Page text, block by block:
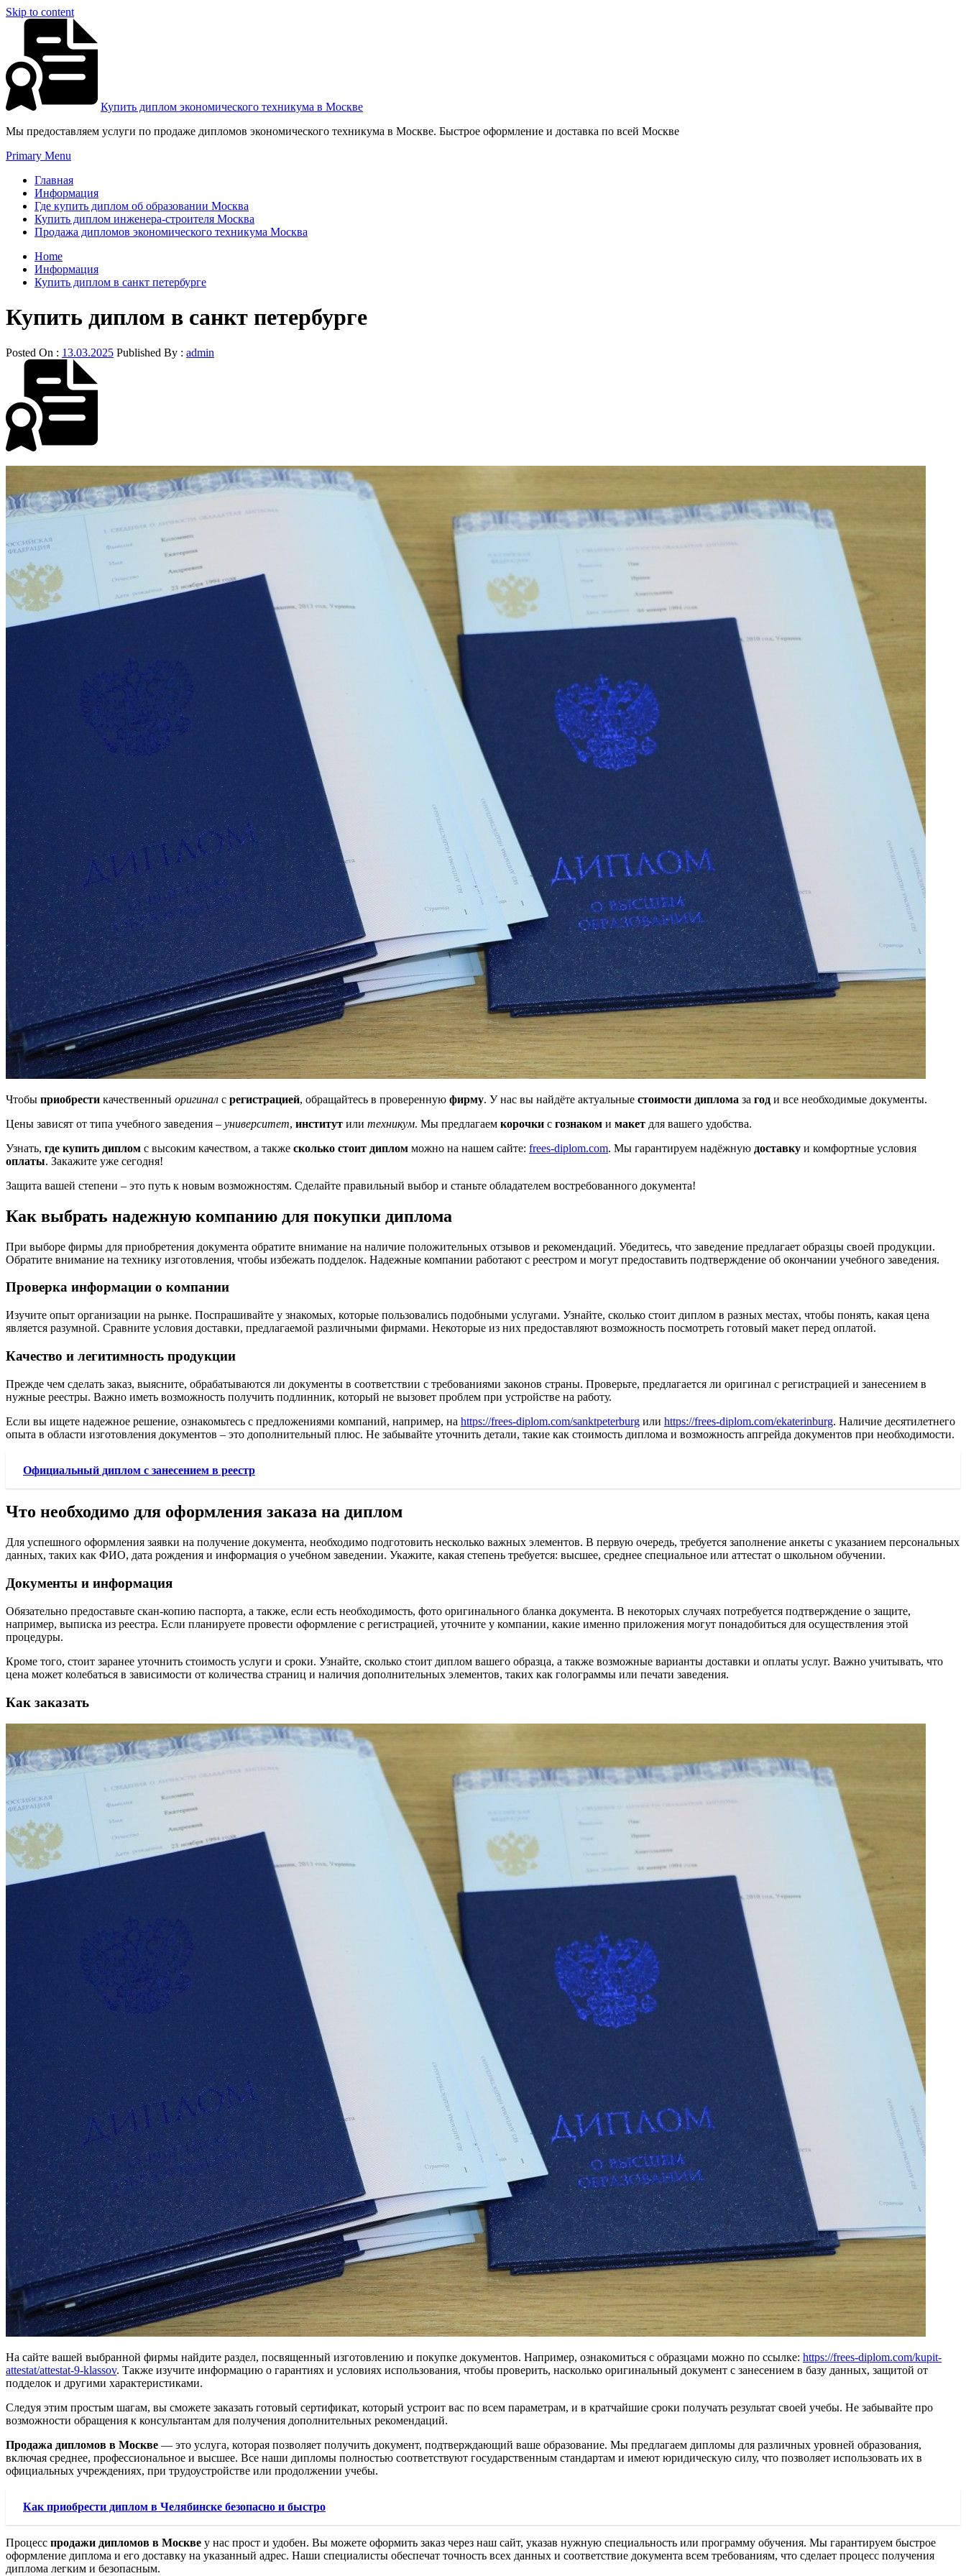
Skip to content
Купить диплом экономического техникума в Москве
Мы предоставляем услуги по продаже дипломов экономического техникума в Москве. Быстрое оформление и доставка по всей Москве
Primary Menu
Главная
Информация
Где купить диплом об образовании Москва
Купить диплом инженера-строителя Москва
Продажа дипломов экономического техникума Москва
Home
Информация
Купить диплом в санкт петербурге
Купить диплом в санкт петербурге
Posted On : 13.03.2025 Published By : admin
Чтобы приобрести качественный оригинал с регистрацией, обращайтесь в проверенную фирму. У нас вы найдёте актуальные стоимости диплома за год и все необходимые документы.
Цены зависят от типа учебного заведения – университет, институт или техникум. Мы предлагаем корочки с гознаком и макет для вашего удобства.
Узнать, где купить диплом с высоким качеством, а также сколько стоит диплом можно на нашем сайте: frees-diplom.com. Мы гарантируем надёжную доставку и комфортные условия
оплаты. Закажите уже сегодня!
Защита вашей степени – это путь к новым возможностям. Сделайте правильный выбор и станьте обладателем востребованного документа!
Как выбрать надежную компанию для покупки диплома
При выборе фирмы для приобретения документа обратите внимание на наличие положительных отзывов и рекомендаций. Убедитесь, что заведение предлагает образцы своей продукции.
Обратите внимание на технику изготовления, чтобы избежать подделок. Надежные компании работают с реестром и могут предоставить подтверждение об окончании учебного заведения.
Проверка информации о компании
Изучите опыт организации на рынке. Поспрашивайте у знакомых, которые пользовались подобными услугами. Узнайте, сколько стоит диплом в разных местах, чтобы понять, какая цена
является разумной. Сравните условия доставки, предлагаемой различными фирмами. Некоторые из них предоставляют возможность посмотреть готовый макет перед оплатой.
Качество и легитимность продукции
Прежде чем сделать заказ, выясните, обрабатываются ли документы в соответствии с требованиями законов страны. Проверьте, предлагается ли оригинал с регистрацией и занесением в
нужные реестры. Важно иметь возможность получить подлинник, который не вызовет проблем при устройстве на работу.
Если вы ищете надежное решение, ознакомьтесь с предложениями компаний, например, на https://frees-diplom.com/sanktpeterburg или https://frees-diplom.com/ekaterinburg. Наличие десятилетнего
опыта в области изготовления документов – это дополнительный плюс. Не забывайте уточнить детали, такие как стоимость диплома и возможность апгрейда документов при необходимости.
Официальный диплом с занесением в реестр
Что необходимо для оформления заказа на диплом
Для успешного оформления заявки на получение документа, необходимо подготовить несколько важных элементов. В первую очередь, требуется заполнение анкеты с указанием персональных
данных, таких как ФИО, дата рождения и информация о учебном заведении. Укажите, какая степень требуется: высшее, среднее специальное или аттестат о школьном обучении.
Документы и информация
Обязательно предоставьте скан-копию паспорта, а также, если есть необходимость, фото оригинального бланка документа. В некоторых случаях потребуется подтверждение о защите,
например, выписка из реестра. Если планируете провести оформление с регистрацией, уточните у компании, какие именно приложения могут понадобиться для осуществления этой
процедуры.
Кроме того, стоит заранее уточнить стоимость услуги и сроки. Узнайте, сколько стоит диплом вашего образца, а также возможные варианты доставки и оплаты услуг. Важно учитывать, что
цена может колебаться в зависимости от количества страниц и наличия дополнительных элементов, таких как голограммы или печати заведения.
Как заказать
На сайте вашей выбранной фирмы найдите раздел, посвященный изготовлению и покупке документов. Например, ознакомиться с образцами можно по ссылке: https://frees-diplom.com/kupit-
attestat/attestat-9-klassov. Также изучите информацию о гарантиях и условиях использования, чтобы проверить, насколько оригинальный документ с занесением в базу данных, защитой от
подделок и другими характеристиками.
Следуя этим простым шагам, вы сможете заказать готовый сертификат, который устроит вас по всем параметрам, и в кратчайшие сроки получать результат своей учебы. Не забывайте про
возможности обращения к консультантам для получения дополнительных рекомендаций.
Продажа дипломов в Москве — это услуга, которая позволяет получить документ, подтверждающий ваше образование. Мы предлагаем дипломы для различных уровней образования,
включая среднее, профессиональное и высшее. Все наши дипломы полностью соответствуют государственным стандартам и имеют юридическую силу, что позволяет использовать их в
официальных учреждениях, при трудоустройстве или продолжении учебы.
Как приобрести диплом в Челябинске безопасно и быстро
Процесс продажи дипломов в Москве у нас прост и удобен. Вы можете оформить заказ через наш сайт, указав нужную специальность или программу обучения. Мы гарантируем быстрое
оформление диплома и его доставку на указанный адрес. Наши специалисты обеспечат точность всех данных и соответствие документа всем требованиям, что сделает процесс получения
диплома легким и безопасным.